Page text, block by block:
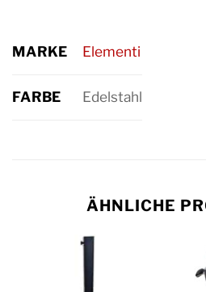
MARKE Elementi
FARBE Edelstahl
ÄHNLICHE